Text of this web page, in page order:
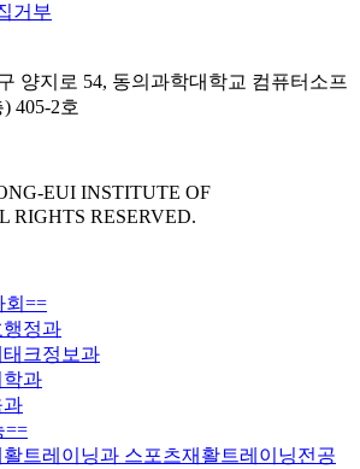
거부
양지로 54, 동의과학대학교 컴퓨터소프
405-2호
EUI INSTITUTE OF
RIGHTS RESERVED.
회==
정과
크정보과
과
과
==
트레이닝과 스포츠재활트레이닝전공